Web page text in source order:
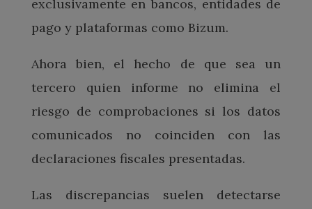
exclusivamente en bancos, entidades de
pago y plataformas como Bizum.
Ahora bien, el hecho de que sea un
tercero quien informe no elimina el
riesgo de comprobaciones si los datos
comunicados no coinciden con las
declaraciones fiscales presentadas.
Las discrepancias suelen detectarse